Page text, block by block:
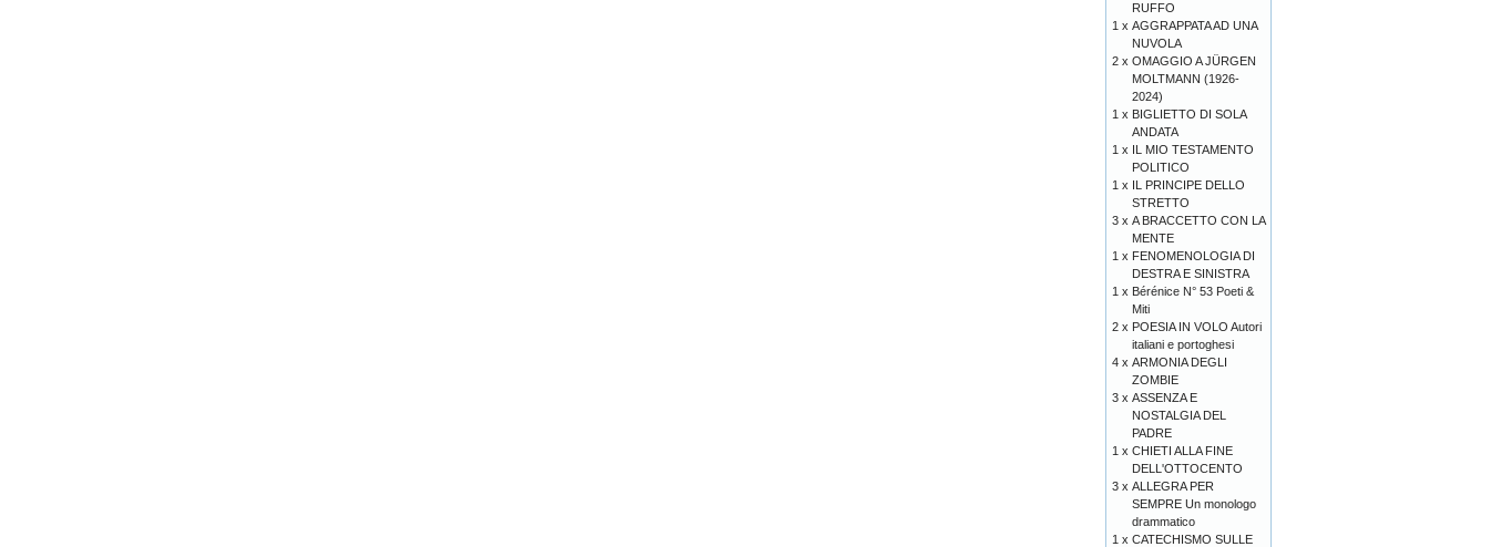
RUFFO
1 x AGGRAPPATA AD UNA
NUVOLA
2 x OMAGGIO A JÜRGEN
MOLTMANN (1926-
2024)
1 x BIGLIETTO DI SOLA
ANDATA
1 x IL MIO TESTAMENTO
POLITICO
1 x IL PRINCIPE DELLO
STRETTO
3 x A BRACCETTO CON LA
MENTE
1 x FENOMENOLOGIA DI
DESTRA E SINISTRA
1 x Bérénice N° 53 Poeti &
Miti
2 x POESIA IN VOLO Autori
italiani e portoghesi
4 x ARMONIA DEGLI
ZOMBIE
3 x ASSENZA E
NOSTALGIA DEL
PADRE
1 x CHIETI ALLA FINE
DELL'OTTOCENTO
3 x ALLEGRA PER
SEMPRE Un monologo
drammatico
1 x CATECHISMO SULLE